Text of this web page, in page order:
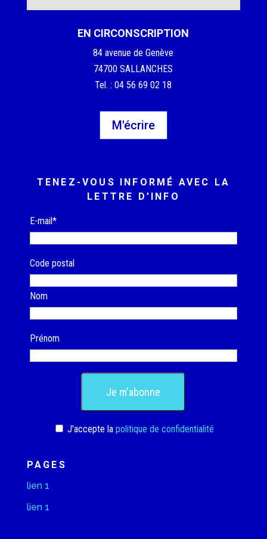
EN CIRCONSCRIPTION
84 avenue de Genève
74700 SALLANCHES
Tel. : 04 56 69 02 18
M'écrire
TENEZ-VOUS INFORMÉ AVEC LA
LETTRE D’INFO
E-mail*
Code postal
Nom
Prénom
J'accepte la politique de confidentialité
PAGES
lien 1
lien 1